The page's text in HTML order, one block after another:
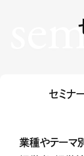
セミナ
業種やテーマ